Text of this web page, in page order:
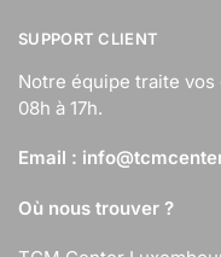
SUPPORT CLIENT
Notre équipe traite
08h à 17h.
Email :
Où nous trouver ?